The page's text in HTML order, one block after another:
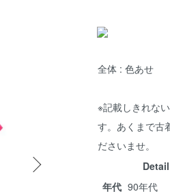
全体 : 色あせ
※記載しきれな
す。あくまで古
ださいませ。
年代 90年代